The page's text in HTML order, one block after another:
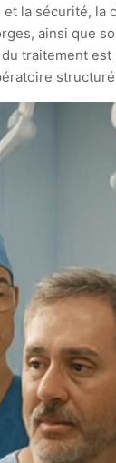
et la sécurité, la
ainsi que
traitement